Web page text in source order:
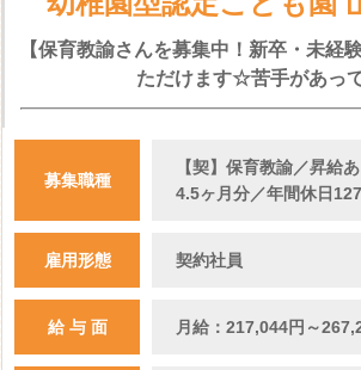
【保育教諭さんを募集中！新卒・未経
ただけます☆苦手があっ
募集職種
【契】保育教諭／昇給
4.5ヶ月分／年間休日
雇用形態 契約社員
給 与 面 月給：217,044円～